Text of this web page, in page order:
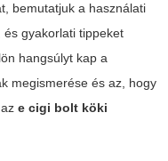
bemutatjuk a használati
gyakorlati tippeket
hangsúlyt kap a
megismerése és az, hogy
e cigi bolt köki